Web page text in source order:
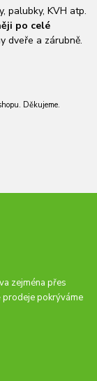
palubky, KVH atp.
po celé
dveře a zárubně.
Děkujeme.
zejména přes
prodeje pokrýváme